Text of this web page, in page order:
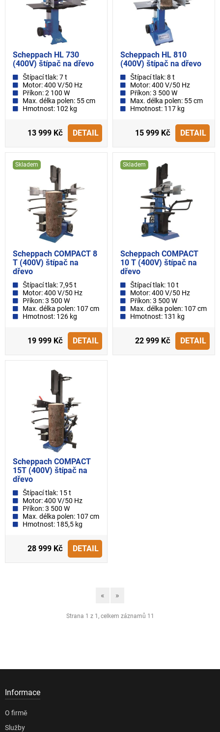
Scheppach HL 730
(400V) štípač na dřevo
Štípací tlak: 7 t
Motor: 400 V/50 Hz
Příkon: 2 100 W
Max. délka polen: 55 cm
Hmotnost: 102 kg
13 999 Kč DETAIL
Scheppach HL 810
(400V) štípač na dřevo
Štípací tlak: 8 t
Motor: 400 V/50 Hz
Příkon: 3 500 W
Max. délka polen: 55 cm
Hmotnost: 117 kg
15 999 Kč DETAIL
Skladem
Scheppach COMPACT 8
T (400V) štípač na
dřevo
Štípací tlak: 7,95 t
Motor: 400 V/50 Hz
Příkon: 3 500 W
Max. délka polen: 107 cm
Hmotnost: 126 kg
19 999 Kč DETAIL
Skladem
Scheppach COMPACT
10 T (400V) štípač na
dřevo
Štípací tlak: 10 t
Motor: 400 V/50 Hz
Příkon: 3 500 W
Max. délka polen: 107 cm
Hmotnost: 131 kg
22 999 Kč DETAIL
Scheppach COMPACT
15T (400V) štípač na
dřevo
Štípací tlak: 15 t
Motor: 400 V/50 Hz
Příkon: 3 500 W
Max. délka polen: 107 cm
Hmotnost: 185,5 kg
28 999 Kč DETAIL
« »
Strana 1 z 1, celkem záznamů 11
Informace
O firmě
Služby